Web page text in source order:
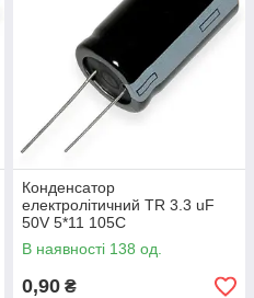
Конденсатор
електролітичний TR 3.3 uF
50V 5*11 105C
В наявності 138 од.
0,90 ₴